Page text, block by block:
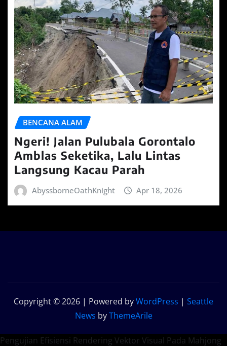
BENCANA ALAM
Ngeri! Jalan Pulubala Gorontalo
Amblas Seketika, Lalu Lintas
Langsung Kacau Parah
AbyssborneOathKnight Apr 18, 2026
Copyright © 2026 | Powered byWordPress | Seattle
News byThemeArile
Pengujian Efisiensi Rendering Vektor Visual Pada Mahjong